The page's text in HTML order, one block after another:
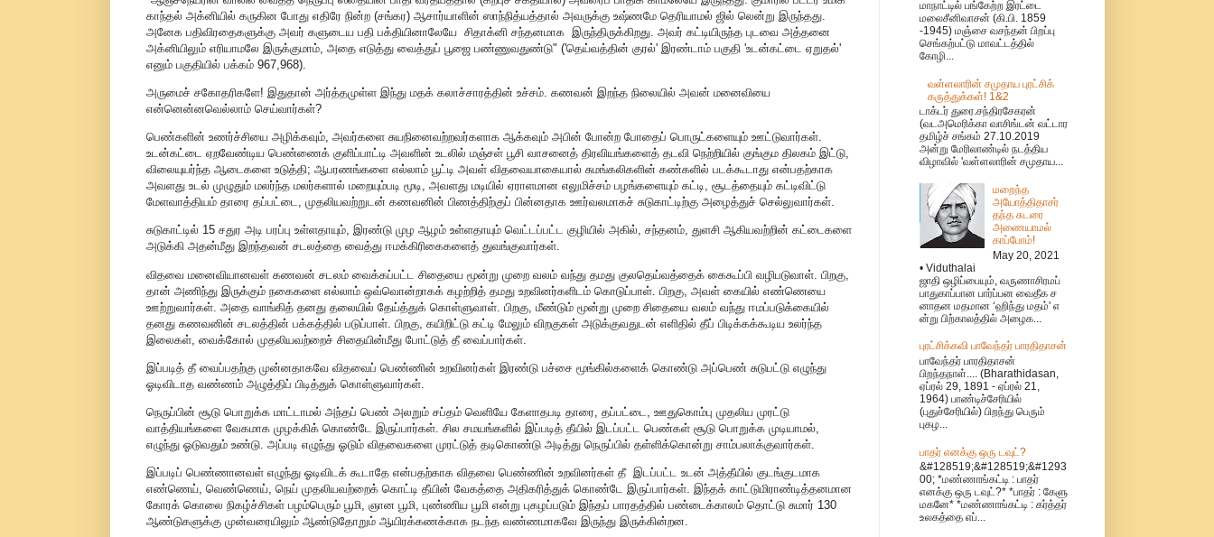
காந்தல் அக்னியில் கருகின போது எதிரே நின்ற (சங்கர) ஆசார்யாளின் ஸாந்நித்யத்தால் அவருக்கு உஷ்ணமே தெரியாமல் ஜில் லென்று இருந்தது.
அனேக பதிவிரதைகளுக்கு அவர் களுடைய பதி பக்தியினாலேயே சிதாக்னி சந்தனமாக இருந்திருக்கிறது. அவர் கட்டியிருந்த புடவை அத்தனை
அக்னியிலும் எரியாமலே இருக்குமாம், அதை எடுத்து வைத்துப் பூஜை பண்ணுவதுண்டு" ('தெய்வத்தின் குரல்' இரண்டாம் பகுதி 'உடன்கட்டை ஏறுதல்'
எனும் பகுதியில் பக்கம் 967,968).
அருமைச் சகோதரிகளே! இதுதான் அர்த்தமுள்ள இந்து மதக் கலாச்சாரத்தின் உச்சம். கணவன் இறந்த நிலையில் அவன் மனைவியை
என்னென்னவெல்லாம் செய்வார்கள்?
பெண்களின் உணர்ச்சியை அழிக்கவும், அவர்களை சுயநினைவற்றவர்களாக ஆக்கவும் அபின் போன்ற போதைப் பொருட்களையும் ஊட்டுவார்கள்.
உடன்கட்டை ஏறவேண்டிய பெண்ணைக் குளிப்பாட்டி அவளின் உடலில் மஞ்சள் பூசி வாசனைத் திரவியங்களைத் தடவி நெற்றியில் குங்கும திலகம் இட்டு,
விலையுயர்ந்த ஆடைகளை உடுத்தி; ஆபரணங்களை எல்லாம் பூட்டி அவள் விதவையாகையால் சுமங்கலிகளின் கண்களில் படக்கூடாது என்பதற்காக
அவளது உடல் முழுதும் மலர்ந்த மலர்களால் மறையும்படி மூடி, அவளது மடியில் ஏராளமான எலுமிச்சம் பழங்களையும் கட்டி, சூடத்தையும் கட்டிவிட்டு
மேளவாத்தியம் தாரை தப்பட்டை, முதலியவற்றுடன் கணவனின் பிணத்திற்குப் பின்னதாக ஊர்வலமாகச் சுடுகாட்டிற்கு அழைத்துச் செல்லுவார்கள்.
சுடுகாட்டில் 15 சதுர அடி பரப்பு உள்ளதாயும், இரண்டு முழ ஆழம் உள்ளதாயும் வெட்டப்பட்ட குழியில் அகில், சந்தனம், துளசி ஆகியவற்றின் கட்டைகளை
அடுக்கி அதன்மீது இறந்தவன் சடலத்தை வைத்து ஈமக்கிரிகைகளைத் துவங்குவார்கள்.
விதவை மனைவியானவள் கணவன் சடலம் வைக்கப்பட்ட சிதையை மூன்று முறை வலம் வந்து தமது குலதெய்வத்தைக் கைகூப்பி வழிபடுவாள். பிறகு,
தான் அணிந்து இருக்கும் நகைகளை எல்லாம் ஒவ்வொன்றாகக் கழற்றித் தமது உறவினர்களிடம் கொடுப்பாள். பிறகு, அவள் கையில் எண்ணெயை
ஊற்றுவார்கள். அதை வாங்கித் தனது தலையில் தேய்த்துக் கொள்ளுவாள். பிறகு, மீண்டும் மூன்று முறை சிதையை வலம் வந்து ஈமப்படுக்கையில்
தனது கணவனின் சடலத்தின் பக்கத்தில் படுப்பாள். பிறகு, கயிறிட்டு கட்டி மேலும் விறகுகள் அடுக்குவதுடன் எளிதில் தீப் பிடிக்கக்கூடிய உலர்ந்த
இலைகள், வைக்கோல் முதலியவற்றைச் சிதையின்மீது போட்டுத் தீ வைப்பார்கள்.
இப்படித் தீ வைப்பதற்கு முன்னதாகவே விதவைப் பெண்ணின் உறவினர்கள் இரண்டு பச்சை மூங்கில்களைக் கொண்டு அப்பெண் சுடுபட்டு எழுந்து
ஓடிவிடாத வண்ணம் அழுத்திப் பிடித்துக் கொள்ளுவார்கள்.
நெருப்பின் சூடு பொறுக்க மாட்டாமல் அந்தப் பெண் அலறும் சப்தம் வெளியே கேளாதபடி தாரை, தப்பட்டை, ஊதுகொம்பு முதலிய முரட்டு
வாத்தியங்களை வேகமாக முழக்கிக் கொண்டே இருப்பார்கள். சில சமயங்களில் இப்படித் தீயில் இடப்பட்ட பெண்கள் சூடு பொறுக்க முடியாமல்,
எழுந்து ஓடுவதும் உண்டு. அப்படி எழுந்து ஓடும் விதவைகளை முரட்டுத் தடிகொண்டு அடித்து நெருப்பில் தள்ளிக்கொன்று சாம்பலாக்குவார்கள்.
இப்படிப் பெண்ணானவள் எழுந்து ஓடிவிடக் கூடாதே என்பதற்காக விதவை பெண்ணின் உறவினர்கள் தீ இடப்பட்ட உடன் அத்தீயில் குடங்குடமாக
எண்ணெய், வெண்ணெய், நெய் முதலியவற்றைக் கொட்டி தீயின் வேகத்தை அதிகரித்துக் கொண்டே இருப்பார்கள். இந்தக் காட்டுமிராண்டித்தனமான
கோரக் கொலை நிகழ்ச்சிகள் பழம்பெரும் பூமி, ஞான பூமி, புண்ணிய பூமி என்று புகழப்படும் இந்தப் பாரதத்தில் பண்டைக்காலம் தொட்டு சுமார் 130
ஆண்டுகளுக்கு முன்வரையிலும் ஆண்டுதோறும் ஆயிரக்கணக்காக நடந்த வண்ணமாகவே இருந்து இருக்கின்றன.
மாநாட்டில் பங்கேற்ற இரட்டை
மலைசீனிவாசன் (கி.பி. 1859
-1945) மஞ்சை வசந்தன் பிறப்பு
செங்கற்பட்டு மாவட்டத்தில்
கோழி...
வள்ளலாரின் சமுதாய புரட்சிக்
கருத்துக்கள்! 1&2
டாக்டர் துரை.சந்திரசேகரன்
(வடஅமெரிக்கா வாசிங்டன் வட்டார
தமிழ்ச் சங்கம் 27.10.2019
அன்று மேரிலாண்டில் நடத்திய
விழாவில் 'வள்ளலாரின் சமுதாய...
மறைந்த
அயோத்திதாசர்
தந்த சுடரை
அணையாமல்
காப்போம்!
May 20, 2021
• Viduthalai
ஜாதி ஒழிப்பையும், வருணாசிரமப்
பாதுகாப்பான பார்ப்பன வைதீக ச
னாதன மதமான ‘ஹிந்து மதம்' எ
ன்று பிற்காலத்தில் அழைக...
புரட்சிக்கவி பாவேந்தர் பாரதிதாசன்
பாவேந்தர் பாரதிதாசன்
பிறந்தநாள்.... (Bharathidasan,
ஏப்ரல் 29, 1891 - ஏப்ரல் 21,
1964) பாண்டிச்சேரியில்
(புதுச்சேரியில்) பிறந்து பெரும்
புகழ...
பாதர் எனக்கு ஒரு டவுட்?
&#128519;&#128519;&#1293
00; *மண்ணாங்கட்டி : பாதர்
எனக்கு ஒரு டவுட்?* *பாதர் : கேளு
மகனே* *மண்ணாங்கட்டி : கர்த்தர்
உலகத்தை எப்...